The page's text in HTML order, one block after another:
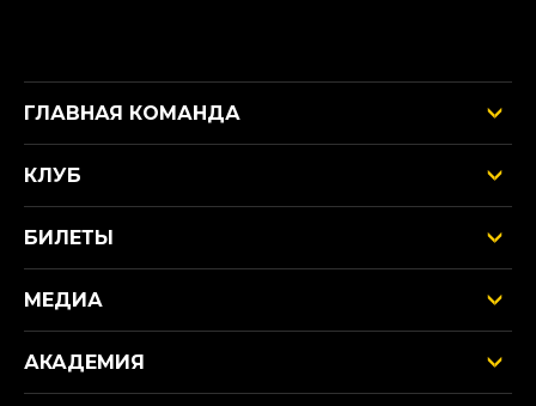
ГЛАВНАЯ КОМАНДА
КЛУБ
БИЛЕТЫ
МЕДИА
АКАДЕМИЯ